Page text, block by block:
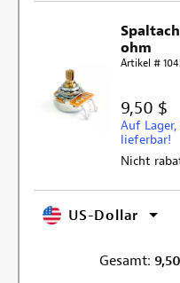
ohm
Artikel #
9,50 $
Auf
lieferbar!
Nicht
US-Dollar
Gesamt: 9,50